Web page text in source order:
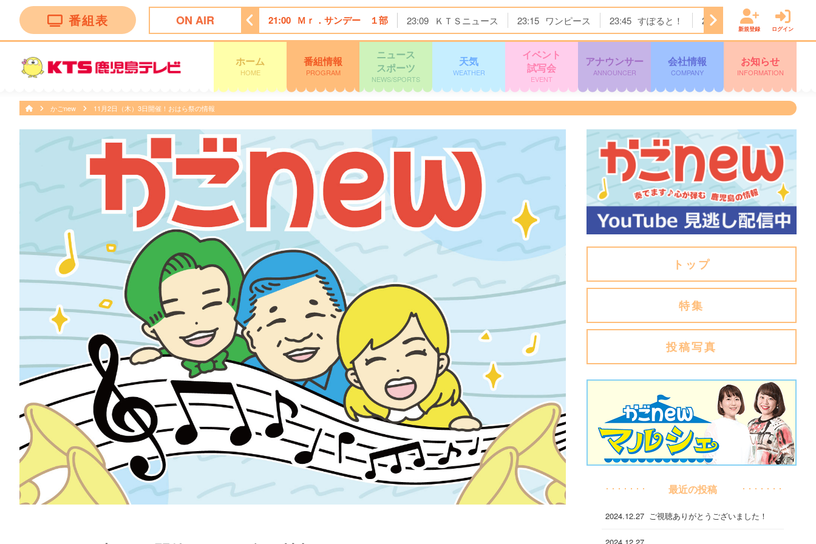
番組表 ON AIR
ゃん 18:30 サザエさん 千鳥の鬼レンチャン 21:00 Ｍｒ．サンデー １部 23:09 ＫＴＳニュース 23:15 ワンピース 23:45 すぽると！ 24:55 突然ですが占って
新規登録 ログイン
ホーム
HOME
番組情報
PROGRAM
ニュース
スポーツ
NEWS/SPORTS
天気
WEATHER
イベント
試写会
EVENT
アナウンサー
ANNOUNCER
会社情報
COMPANY
お知らせ
INFORMATION
かごnew 11月2日（木）3日開催！おはら祭の情報
トップ
特集
投稿写真
最近の投稿
2024.12.27 ご視聴ありがとうございました！
2024.12.27